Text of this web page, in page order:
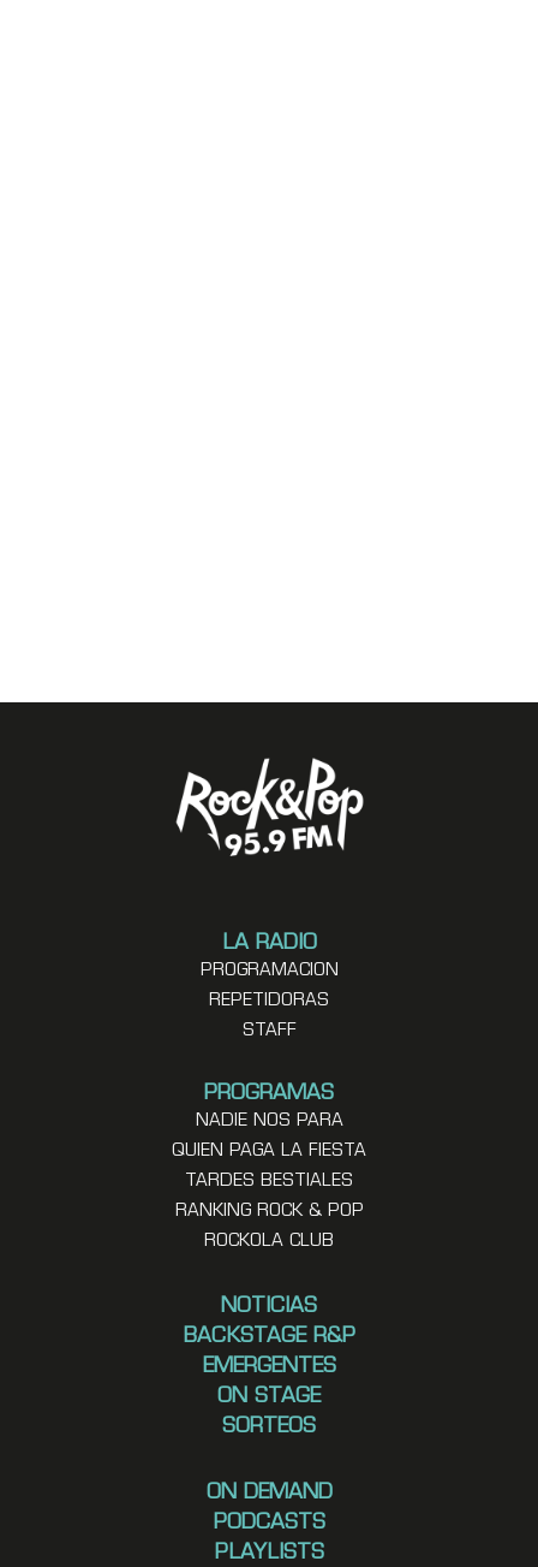
LA RADIO
PROGRAMACION
REPETIDORAS
STAFF
PROGRAMAS
NADIE NOS PARA
QUIEN PAGA LA FIESTA
TARDES BESTIALES
RANKING ROCK & POP
ROCKOLA CLUB
NOTICIAS
BACKSTAGE R&P
EMERGENTES
ON STAGE
SORTEOS
ON DEMAND
PODCASTS
PLAYLISTS